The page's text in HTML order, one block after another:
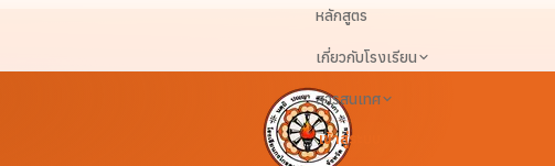
หลักสูตร
เกี่ยวกับโรงเรียน
สารสนเทศ
เข้าสู่ระบบ